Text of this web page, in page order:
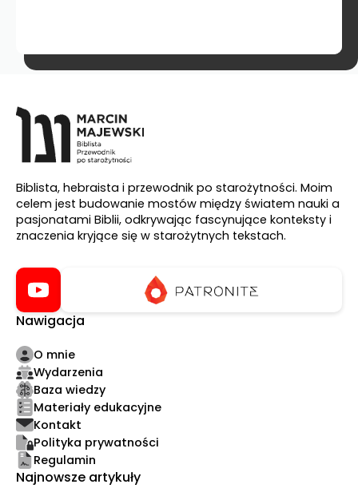
Biblista, hebraista i przewodnik po starożytności. Moim
celem jest budowanie mostów między światem nauki a
pasjonatami Biblii, odkrywając fascynujące konteksty i
znaczenia kryjące się w starożytnych tekstach.
Nawigacja
O mnie
Wydarzenia
Baza wiedzy
Materiały edukacyjne
Kontakt
Polityka prywatności
Regulamin
Najnowsze artykuły